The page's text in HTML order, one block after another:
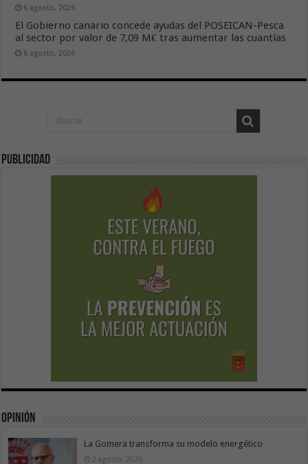
6 agosto, 2026
El Gobierno canario concede ayudas del POSEICAN-Pesca
al sector por valor de 7,09 M€ tras aumentar las cuantías
6 agosto, 2026
Publicidad
Opinión
La Gomera transforma su modelo energético
2 agosto, 2026